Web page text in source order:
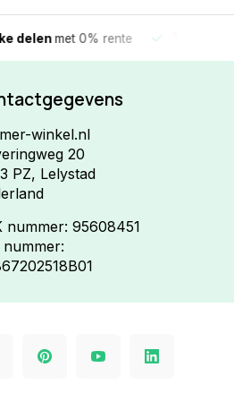
met 0% rente Vandaag
winkel.nl
20
PZ, Lelystad
nummer: 95608451
nummer: